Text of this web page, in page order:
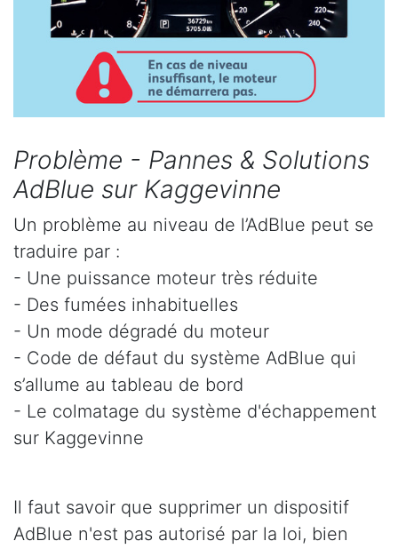
Problème - Pannes & Solutions
AdBlue sur Kaggevinne
Un problème au niveau de l’AdBlue peut se
traduire par :
- Une puissance moteur très réduite
- Des fumées inhabituelles
- Un mode dégradé du moteur
- Code de défaut du système AdBlue qui
s’allume au tableau de bord
- Le colmatage du système d'échappement
sur Kaggevinne
Il faut savoir que supprimer un dispositif
AdBlue n'est pas autorisé par la loi, bien